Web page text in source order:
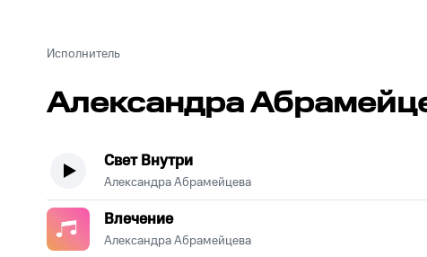
Исполнитель
Александра
Свет Внутри
Александра Абрамейцева
Влечение
Александра Абрамейцева